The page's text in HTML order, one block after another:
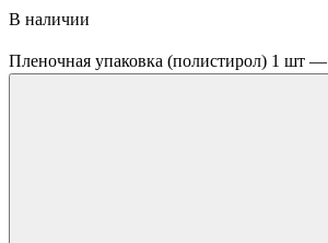
В наличии
Пленочная упаковка (полистирол) 1 шт —